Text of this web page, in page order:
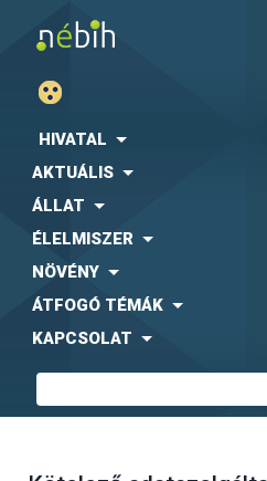
HIVATAL
AKTUÁLIS
ÁLLAT
ÉLELMISZER
NÖVÉNY
ÁTFOGÓ TÉMÁK
KAPCSOLAT